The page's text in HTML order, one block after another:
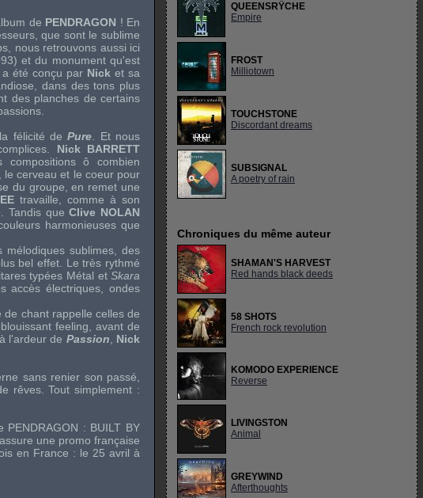
de PENDRAGON ! En
que sont le sublime
nous retrouvons aussi ici
et du monument qu'est
été conçu par Nick et sa
dans des tons plus
des planches de certains
félicité de Pure . Et nous
Nick BARRETT
ô combien
le cerveau et le coeur pour
du groupe, en remet une
travaille, comme à son
Tandis queClive NOLAN
harmonieuses que
sublimes, des
bel effet. Le très rythmé
typées Métal etSkara
accès électriques, ondes
chant rappelle celles de
feeling , avant de
l'ardeur de Passion
Nick
sans renier son passé,
rêves. Tout simplement :
PENDRAGON : BUILT BY
une promo française
en France : le 25 avril à
QUEENSRŸCHE
Empire
FROST
Milliotown
TOUCHSTONE
Discordant dreams
SUBSIGNAL
A poetry of rain
Chroniques du même auteur
SHAMAN'S HARVEST
Red hands black deeds
58 SHOTS
French rock revolution
KOMODO EXPERIENCE
Reverse
LIVINGSTON
Animal
GREYWIND
Afterthoughts